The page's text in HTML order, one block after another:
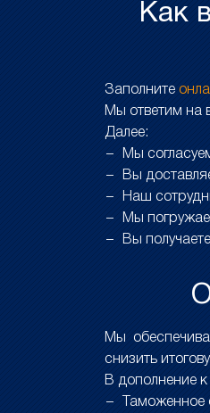
Как
Заполните
Мы ответим на
Далее:
Мы
Вы
Наш
Мы
Вы
Мы
снизить
В дополнение
Таможенное